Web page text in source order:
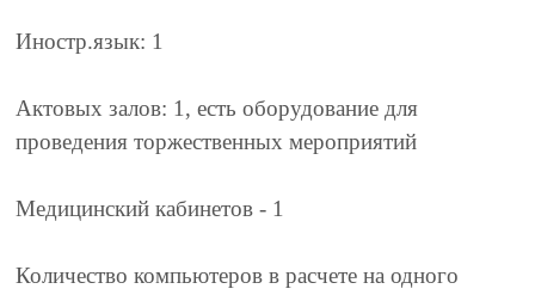
Иностр.язык: 1
Актовых залов: 1, есть оборудование для
проведения торжественных мероприятий
Медицинский кабинетов- 1
Количество компьютеров в расчете на одного